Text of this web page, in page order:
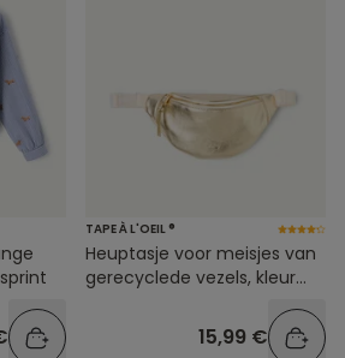
TAPE À L'OEIL ®
Heuptasje voor meisjes van
gerecyclede vezels, kleur
15,99 €